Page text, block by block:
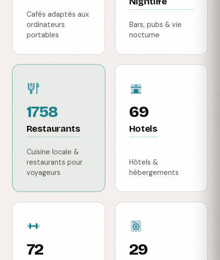
Cafés adaptés aux
ordinateurs
portables
Bars, pubs & vie
nocturne
1758
Restaurants
Cuisine locale &
restaurants pour
voyageurs
69
Hotels
Hôtels &
hébergements
72 29